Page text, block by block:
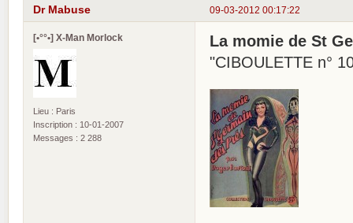
09-03-2012 00:17:22
Dr Mabuse
[•°°•] X-Man Morlock
Lieu : Paris
Inscription : 10-01-2007
Messages : 2 288
La momie de St
"CIBOULETTE n°